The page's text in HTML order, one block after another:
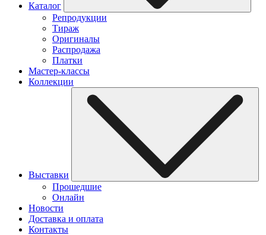
Каталог
Репродукции
Тираж
Оригиналы
Распродажа
Платки
Мастер-классы
Коллекции
Выставки
Прошедшие
Онлайн
Новости
Доставка и оплата
Контакты